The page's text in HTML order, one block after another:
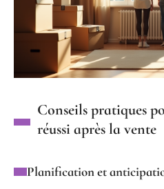
Conseils pratiques
réussi après la vente
Planification et